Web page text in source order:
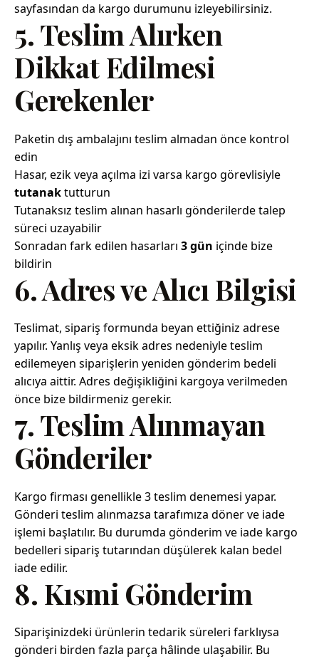
sayfasından da kargo durumunu izleyebilirsiniz.
5. Teslim Alırken
Dikkat Edilmesi
Gerekenler
Paketin dış ambalajını teslim almadan önce kontrol
edin
Hasar, ezik veya açılma izi varsa kargo görevlisiyle
tutanaktutturun
Tutanaksız teslim alınan hasarlı gönderilerde talep
süreci uzayabilir
Sonradan fark edilen hasarları 3 gün içinde bize
bildirin
6. Adres ve Alıcı Bilgisi
Teslimat, sipariş formunda beyan ettiğiniz adrese
yapılır. Yanlış veya eksik adres nedeniyle teslim
edilemeyen siparişlerin yeniden gönderim bedeli
alıcıya aittir. Adres değişikliğini kargoya verilmeden
önce bize bildirmeniz gerekir.
7. Teslim Alınmayan
Gönderiler
Kargo firması genellikle 3 teslim denemesi yapar.
Gönderi teslim alınmazsa tarafımıza döner ve iade
işlemi başlatılır. Bu durumda gönderim ve iade kargo
bedelleri sipariş tutarından düşülerek kalan bedel
iade edilir.
8. Kısmi Gönderim
Siparişinizdeki ürünlerin tedarik süreleri farklıysa
gönderi birden fazla parça hâlinde ulaşabilir. Bu